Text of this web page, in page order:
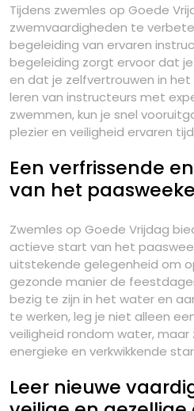
Tijdens zwemles op Goede
zwemvaardigheden te
begeleiding van ervaren
begeleiding zorgt ervoor dat
en dat je zelfvertrouwen in
leren van instructeurs met
zwemmen, kun je snel
plezier en veiligheid ervaren
Een verfrissende
van het
Zwemles op Goede Vrijdag
actieve start van het
uitstekende gelegenheid om
gezonde manier de
bezig te zijn in het water en
te werken, leg je niet alleen
veiligheid rondom water, maar
energieke en verkwikkende
Leer nieuwe